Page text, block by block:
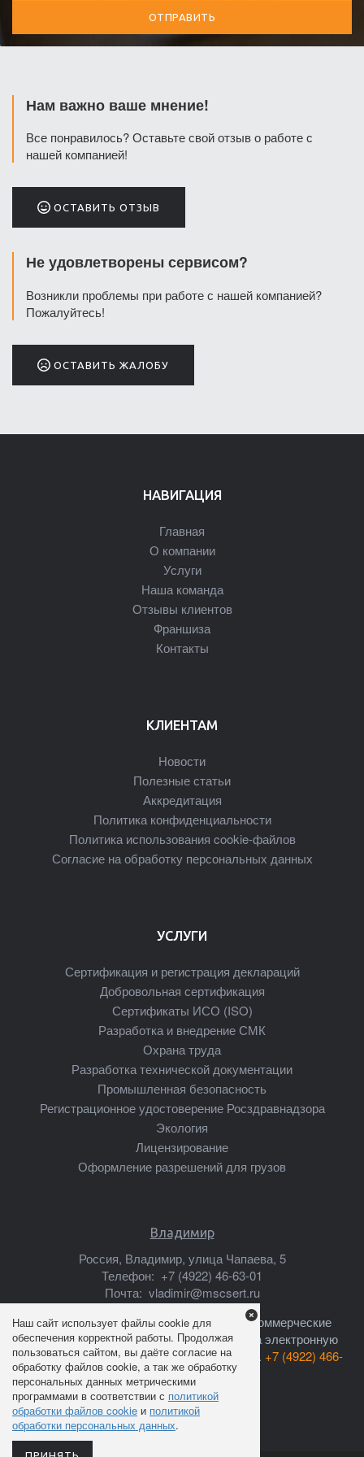
Нам важно ваше мнение!
Все понравилось? Оставьте свой отзыв о работе с
нашей компанией!
ОСТАВИТЬ ОТЗЫВ
Не удовлетворены сервисом?
Возникли проблемы при работе с нашей компанией?
Пожалуйтесь!
ОСТАВИТЬ ЖАЛОБУ
НАВИГАЦИЯ
Главная
О компании
Услуги
Наша команда
Отзывы клиентов
Франшиза
Контакты
КЛИЕНТАМ
Новости
Полезные статьи
Аккредитация
Политика конфиденциальности
Политика использования cookie-файлов
Согласие на обработку персональных данных
УСЛУГИ
Сертификация и регистрация деклараций
Добровольная сертификация
Сертификаты ИСО (ISO)
Разработка и внедрение СМК
Охрана труда
Разработка технической документации
Промышленная безопасность
Регистрационное удостоверение Росздравнадзора
Экология
Лицензирование
Оформление разрешений для грузов
Владимир
Россия, Владимир, улица Чапаева, 5
Телефон: +7 (4922) 46-63-01
Почта: vladimir@mscsert.ru
Ваши предложения о сотрудничестве, коммерческие
предложения, прайс-листы высылайте на электронную
почту:info@mscsert.ruили звоните по тел. +7 (4922) 466-
301
Наш сайт использует файлы cookie для
обеспечения корректной работы. Продолжая
пользоваться сайтом, вы даёте согласие на
обработку файлов cookie, а так же обработку
персональных данных метрическими
программами в соответствии с политикой
обработки файлов cookie и политикой
обработки персональных данных.